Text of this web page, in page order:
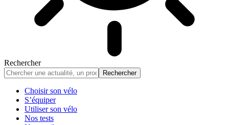
Rechercher
Choisir son vélo
S’équiper
Utiliser son vélo
Nos tests